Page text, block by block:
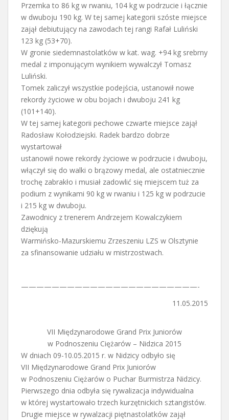
Przemka to 86 kg w rwaniu, 104 kg w podrzucie i łącznie
w dwuboju 190 kg. W tej samej kategorii szóste miejsce
zajął debiutujący na zawodach tej rangi Rafał Luliński
123 kg (53+70).
W gronie siedemnastolatków w kat. wag. +94 kg srebrny
medal z imponującym wynikiem wywalczył Tomasz
Luliński.
Tomek zaliczył wszystkie podejścia, ustanowił nowe
rekordy życiowe w obu bojach i dwuboju 241 kg
(101+140).
W tej samej kategorii pechowe czwarte miejsce zajął
Radosław Kołodziejski. Radek bardzo dobrze
wystartował
ustanowił nowe rekordy życiowe w podrzucie i dwuboju,
włączył się do walki o brązowy medal, ale ostatniecznie
trochę zabrakło i musiał zadowlić się miejscem tuż za
podium z wynikami 90 kg w rwaniu i 125 kg w podrzucie
i 215 kg w dwuboju.
Zawodnicy z trenerem Andrzejem Kowalczykiem
dziękują
Warmińsko-Mazurskiemu Zrzeszeniu LZS w Olsztynie
za sfinansowanie udziału w mistrzostwach.
———————————————————————-
11.05.2015
VII Międzynarodowe Grand Prix Juniorów
w Podnoszeniu Ciężarów – Nidzica 2015
W dniach 09-10.05.2015 r. w Nidzicy odbyło się
VII Międzynarodowe Grand Prix Juniorów
w Podnoszeniu Ciężarów o Puchar Burmistrza Nidzicy.
Pierwszego dnia odbyła się rywalizacja indywidualna
w której wystartowało trzech kurzętnickich sztangistów.
Drugie miejsce w rywalzacji piętnastolatków zajął